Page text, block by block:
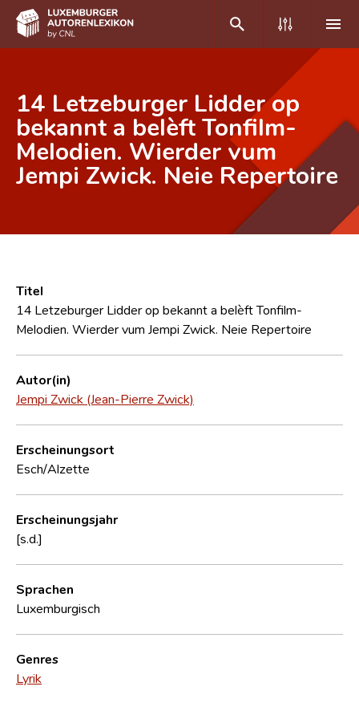
DE FR
Home
Autor(inn)en A-Z
Forschungsgruppe
14 Letzeburger Lidder op
bekannt a belèft Tonfilm-
Melodien. Wierder vum
Jempi Zwick. Neie Repertoire
Titel
14 Letzeburger Lidder op bekannt a belèft Tonfilm-
Melodien. Wierder vum Jempi Zwick. Neie Repertoire
Autor(in)
Jempi Zwick (Jean-Pierre Zwick)
Erscheinungsort
Esch/Alzette
Erscheinungsjahr
[s.d.]
Sprachen
Luxemburgisch
Genres
Lyrik